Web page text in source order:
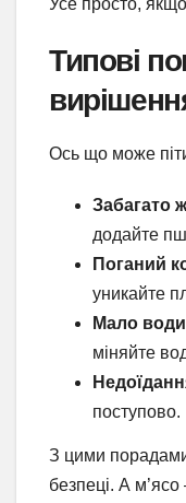
Усе просто,
Типові
Ось що може
Забагато
додайте
Поганий
уникайте
Мало води
міняйте
поступово.
З цими
безпеці. А